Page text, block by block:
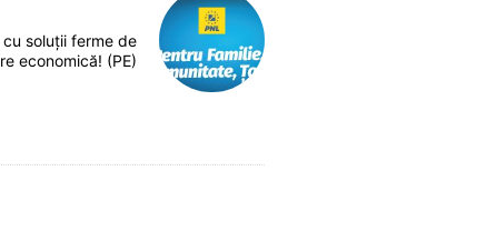
soluții ferme de
economică! (PE)